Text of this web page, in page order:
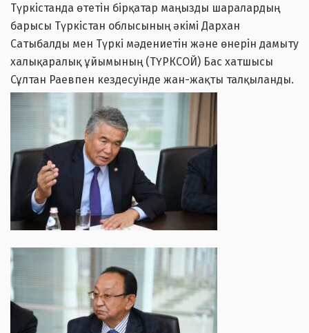
Түркістанда өтетін бірқатар маңызды шаралардың
барысы Түркістан облысының әкімі Дархан
Сатыбалды мен Түркі мәдениетін және өнерін дамыту
халықаралық ұйымының (ТҮРКСОЙ) Бас хатшысы
Сұлтан Раевпен кездесуінде жан-жақты талқыланды.